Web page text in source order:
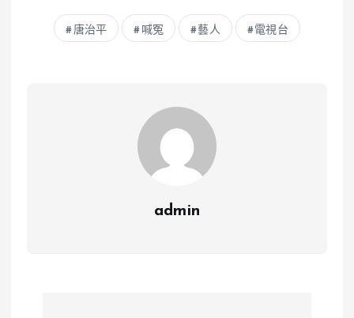
唐治平 喊冤 藝人 電視台
admin